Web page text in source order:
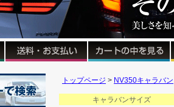
トップページ NV350キャラバン
キャラバンサイ